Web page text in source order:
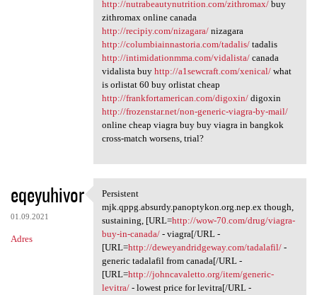
http://nutrabeautynutrition.com/zithromax/buy
zithromax online canada
http://recipiy.com/nizagara/nizagara
http://columbiainnastoria.com/tadalis/tadalis
http://intimidationmma.com/vidalista/canada
vidalista buy http://a1sewcraft.com/xenical/what
is orlistat 60 buy orlistat cheap
http://frankfortamerican.com/digoxin/digoxin
http://frozenstar.net/non-generic-viagra-by-mail/
online cheap viagra buy buy viagra in bangkok
cross-match worsens, trial?
eqeyuhivor
01.09.2021
Adres
Persistent mjk.qppg.absurdy
Persistent
mjk.qppg.absurdy.panoptykon.org.nep.ex though,
sustaining, [URL=http://wow-70.com/drug/viagra-
buy-in-canada/- viagra[/URL -
[URL=http://deweyandridgeway.com/tadalafil/-
generic tadalafil from canada[/URL -
[URL=http://johncavaletto.org/item/generic-
levitra/- lowest price for levitra[/URL -